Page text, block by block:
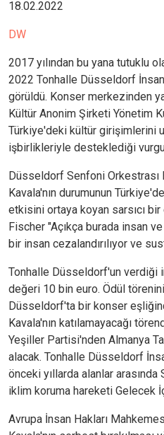
18.02.2022
DW
2017 yılından bu yana tutuklu
2022 Tonhalle Düsseldorf İnsan
görüldü. Konser merkezinden
Kültür Anonim Şirketi Yönetim
Türkiye'deki kültür girişimlerini
işbirlikleriyle desteklediği
Düsseldorf Senfoni Orkestrası
Kavala'nın durumunun
etkisini ortaya koyan sarsıcı
Fischer "Açıkça burada insan
bir insan cezalandırılıyor ve
Tonhalle Düsseldorf'un verdiği
değeri 10 bin euro. Ödül
Düsseldorf'ta bir konser
Kavala'nın katılamayacağı
Yeşiller Partisi'nden Almanya
alacak. Tonhalle Düsseldorf
önceki yıllarda alanlar arasında
iklim koruma hareketi Gelecek
Avrupa İnsan Hakları